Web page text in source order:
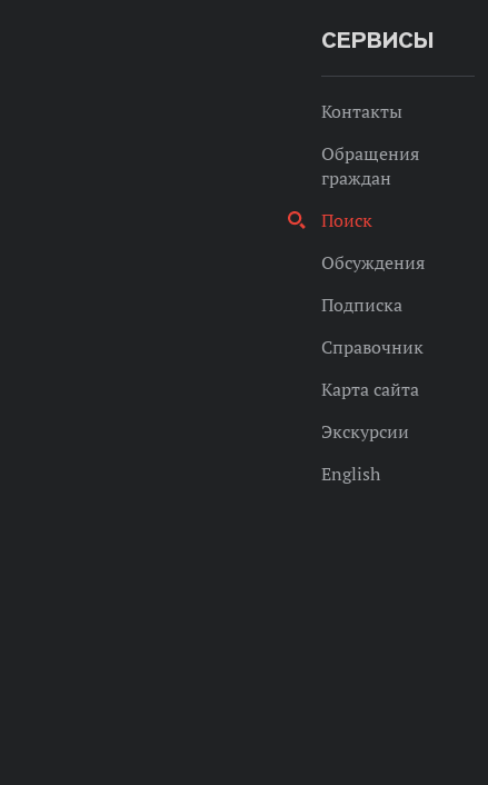
СЕРВИСЫ
Контакты
Обращения
граждан
Поиск
Обсуждения
Подписка
Справочник
Карта сайта
Экскурсии
English